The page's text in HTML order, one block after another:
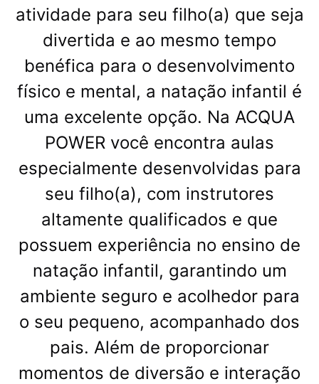
atividade para seu filho(a) que seja
divertida e ao mesmo tempo
benéfica para o desenvolvimento
físico e mental, a natação infantil é
uma excelente opção. Na ACQUA
POWER você encontra aulas
especialmente desenvolvidas para
seu filho(a), com instrutores
altamente qualificados e que
possuem experiência no ensino de
natação infantil, garantindo um
ambiente seguro e acolhedor para
o seu pequeno, acompanhado dos
pais. Além de proporcionar
momentos de diversão e interação